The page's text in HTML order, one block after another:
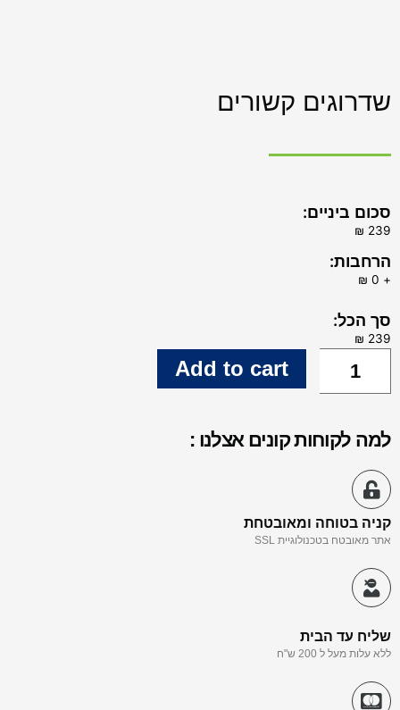
שדרוגים קשורים
סכום ביניים:
הרחבות:
+
סך הכל:
Add to cart
למה לקוחות קונים אצלנו :
קניה בטוחה ומאובטחת
אתר מאובטח בטכנולוגיית SSL
שליח עד הבית
ללא עלות מעל ל 200 ש"ח